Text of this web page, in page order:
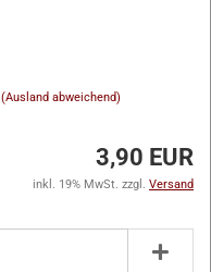
(Ausland abweichend)
3,90 EUR
inkl. 19% MwSt. zzgl. Versand